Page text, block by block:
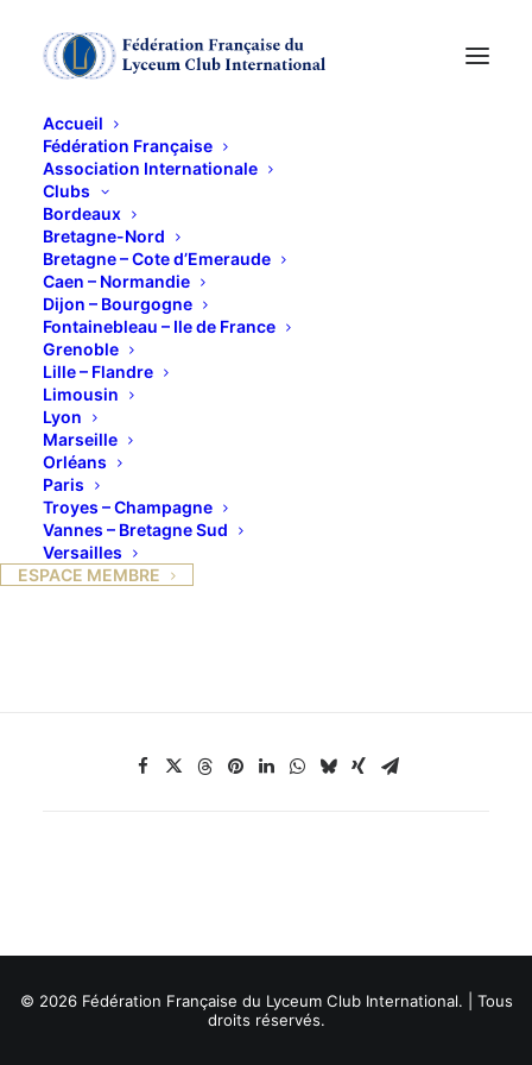
Accueil
Fédération Française
Association Internationale
Clubs
Bordeaux
Bretagne-Nord
Bretagne – Cote d’Emeraude
Caen – Normandie
Dijon – Bourgogne
Fontainebleau – Ile de France
Grenoble
Lille – Flandre
Limousin
Lyon
Marseille
Orléans
Paris
Troyes – Champagne
Vannes – Bretagne Sud
Versailles
ESPACE MEMBRE
JOURNEE DANS LES
ROSERAIES
Découverte des Roseraies
ROSERAIE PAUL CROIX
42220 Bourg Argental
© 2026 Fédération Française du Lyceum Club International. | Tous
droits réservés.